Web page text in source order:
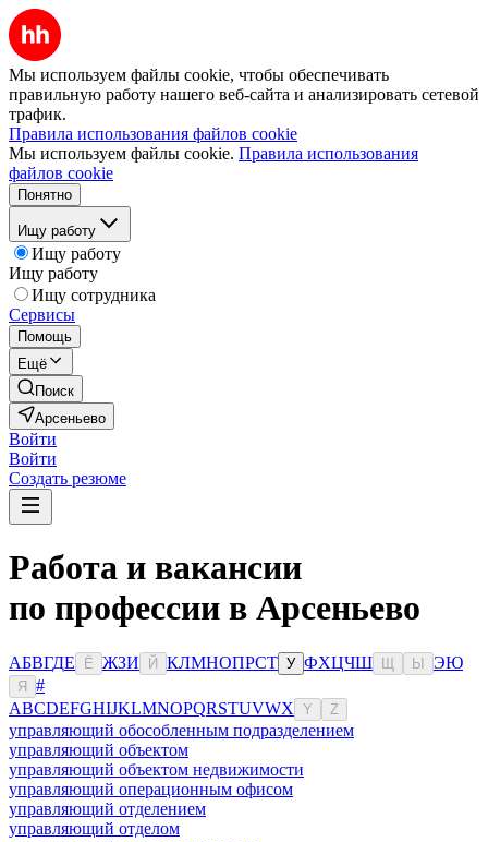
Мы используем файлы cookie, чтобы обеспечивать
правильную работу нашего веб-сайта и анализировать сетевой
трафик.
Правила использования файлов cookie
Мы используем файлы cookie. Правила использования
файлов cookie
Понятно
Ищу работу
Ищу работу
Ищу работу
Ищу сотрудника
Сервисы
Помощь
Ещё
Поиск
Арсеньево
Войти
Войти
Создать резюме
Работа и вакансии
по профессии в Арсеньево
АБВГДЕ Ё ЖЗИ Й КЛМНОПРСТ У ФХЦЧШ Ы ЭЮ
Я
#
ABCDEFGHIJKLMNOPQRSTUVWX Y Z
управляющий обособленным подразделением
управляющий объектом
управляющий объектом недвижимости
управляющий операционным офисом
управляющий отделением
управляющий отделом